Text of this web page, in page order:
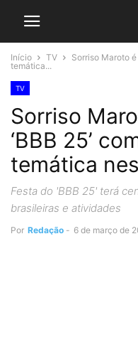
Início TV
Sorriso Maroto é
temática...
TV
Sorriso
‘BBB 25’
temática
Festa do 'BBB 25' terá
brasileiras e atividades
Por Redação - 6 de março de